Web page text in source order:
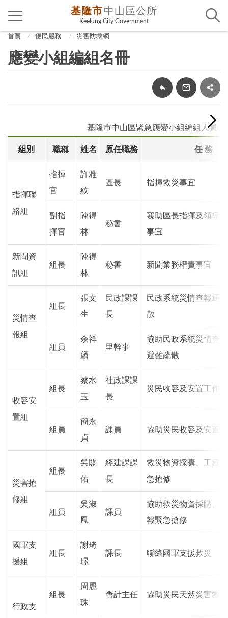
基隆市 中山區公所
Keelung City Government
首頁 便民服務 災害防救網
應變小組編組名冊
基隆市中山區緊急應變小組編組人員名
組別 職稱 姓名 原任職務 任 務
指揮聯
絡組
指揮
官
許雅
紋
區長 指揮救災事宜
副指
揮官
陳得
林
秘書
襄助區長指揮及領導
事宜
新聞資
訊組
組長
陳得
林
秘書 新聞業務權責事宜
災情查
報組
組長
張文
生
民政課課
長
民政系統災情查報通
散
組員
余祥
麟
里幹事
協助民政系統災情查
避難疏散
收容安
置組
組長
蔡水
玉
社政課課
長
災民收容及安置工作
組員
簡永
貞
課員 協助災民收容及安置
災害搶
修組
組長
吳關
佑
經建課課
長
救災物資採購、工程
急搶修
組員
吳淑
鳳
課員
協助救災物資採購、
報緊急搶修
國軍支
援組
組長
謝琦
璟
課長 聯絡國軍支援救災
行政支
組長
周麗
珠
會計主任 協助災民天然災害救